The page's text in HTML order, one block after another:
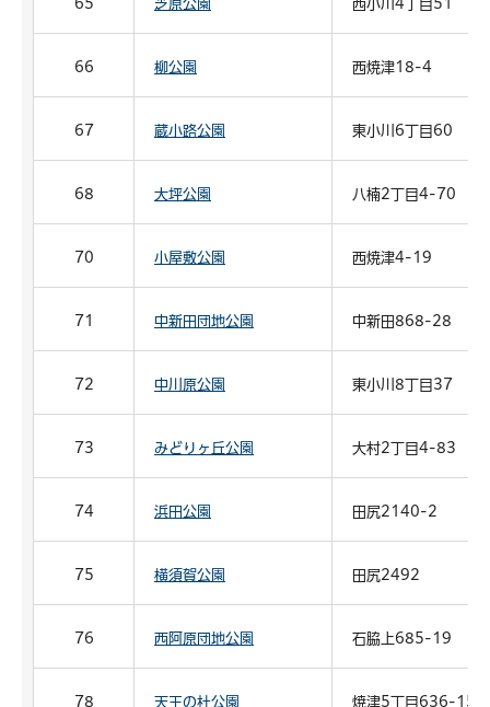
65 芝原公園 西小川4丁目51
66 柳公園 西焼津18-4
67 蔵小路公園 東小川6丁目60
68 大坪公園 八楠2丁目4-70
70 小屋敷公園 西焼津4-19
71 中新田団地公園 中新田868-28
72 中川原公園 東小川8丁目37
73 みどりヶ丘公園 大村2丁目4-83
74 浜田公園 田尻2140-2
75 横須賀公園 田尻2492
76 西阿原団地公園 石脇上685-19
78 天王の杜公園 焼津5丁目636-15